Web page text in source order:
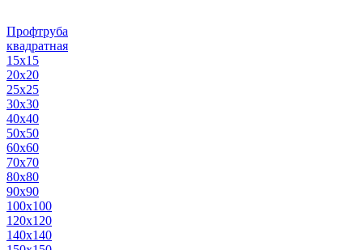
Профтруба
квадратная
15х15
20х20
25х25
30х30
40х40
50х50
60х60
70х70
80х80
90х90
100х100
120х120
140х140